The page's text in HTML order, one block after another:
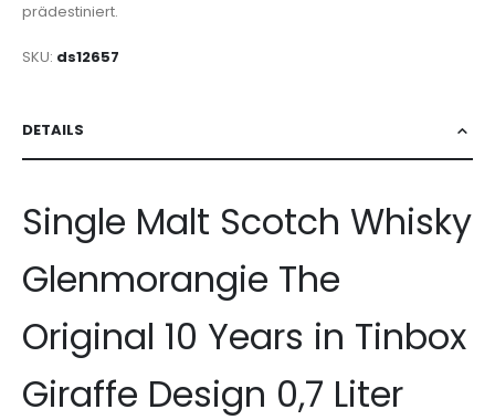
prädestiniert.
SKU ds12657
DETAILS
Single Malt Scotch Whisky
Glenmorangie The
Original 10 Years in Tinbox
Giraffe Design 0,7 Liter